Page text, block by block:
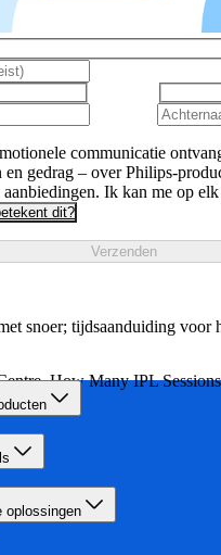
communicatie
gedrag – over Philips-
aanbiedingen. Ik kan me op
dit?
Verzenden
snoer; tijdsaanduiding voor
How Many IPL
oplossingen